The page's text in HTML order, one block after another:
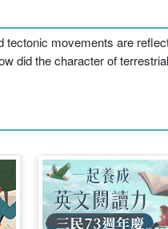
movements are
did the character of